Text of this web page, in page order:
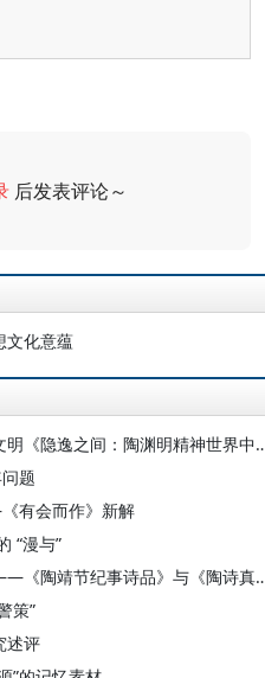
后发表评论～
文化意蕴
吴婕：儒门内的陶渊明？——唐文明《
题
有会而作》新解
“漫与”
李剑锋：根基于儒家的生命境界
策”
述评